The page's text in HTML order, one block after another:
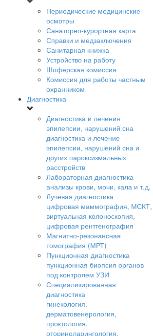
Периодические медицинские
осмотры
Санаторно-курортная карта
Справки и медзаключения
Санитарная книжка
Устройство на работу
Шоферская комиссия
Комиссия для работы частным
охранником
Диагностика
Диагностика и лечения
эпилепсии, нарушений сна
диагностика и лечение
эпилепсии, нарушений сна и
других пароксизмальных
расстройств
Лабораторная диагностика
анализы крови, мочи, кала и т.д.
Лучевая диагностика
цифровая маммография, МСКТ,
виртуальная колоноскопия,
цифровая рентгенография
Магнитно-резонансная
томография (МРТ)
Пункционная диагностика
пункционная биопсия органов
под контролем УЗИ
Специализированная
диагностика
гинекология,
дерматовенерология,
проктология,
оториноларингология,